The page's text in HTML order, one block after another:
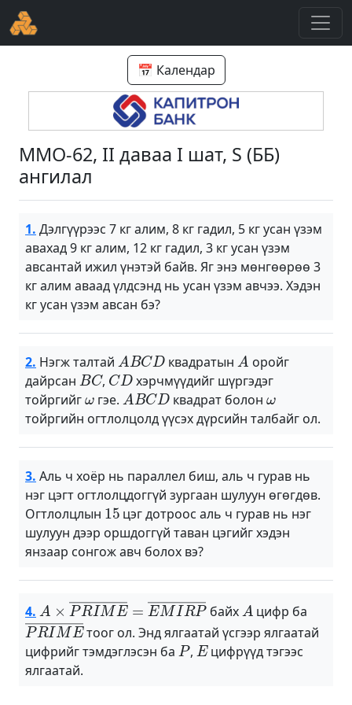
📅 Календар
ММО-62, II даваа I шат, S (ББ)
ангилал
1. Дэлгүүрээс 7 кг алим, 8 кг гадил, 5 кг усан үзэм
авахад 9 кг алим, 12 кг гадил, 3 кг усан үзэм
авсантай ижил үнэтэй байв. Яг энэ мөнгөөрөө 3
кг алим аваад үлдсэнд нь усан үзэм авчээ. Хэдэн
кг усан үзэм авсан бэ?
2. Нэгж талтай
A BCD
квадратын
A
оройг
дайрсан
BC
,
CD
хэрчмүүдийг шүргэдэг
тойргийг
ω
гэе.
ABCD
квадрат болон
ω
тойргийн огтлолцолд үүсэх дүрсийн талбайг ол.
3. Аль ч хоёр нь параллел биш, аль ч гурав нь
нэг цэгт огтлолцдоггүй зургаан шулуун өгөгдөв.
Огтлолцлын
15
цэг дотроос аль ч гурав нь нэг
шулуун дээр оршдоггүй таван цэгийг хэдэн
янзаар сонгож авч болох вэ?
4.
A RIME―= MIRP―
байх
A
цифр ба
PRIME―
тоог ол. Энд ялгаатай үсгээр ялгаатай
цифрийг тэмдэглэсэн ба
P
,
E
цифрүүд тэгээс
ялгаатай.